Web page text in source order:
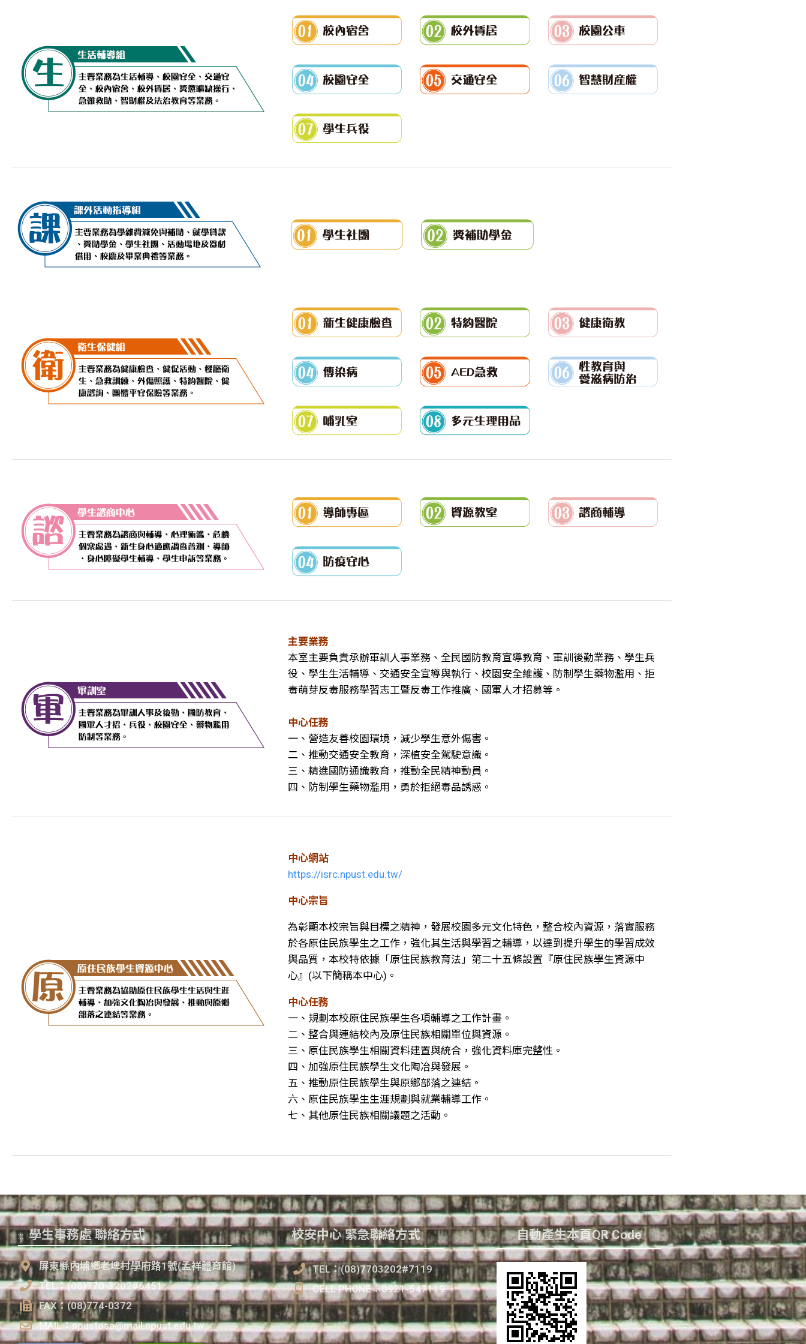
主要業務
本室主要負責承辦軍訓人事業務、全民國防教育宣導教育、軍訓後勤業務、學生兵
役、學生生活輔導、交通安全宣導與執行、校園安全維護、防制學生藥物濫用、拒
毒萌芽反毒服務學習志工暨反毒工作推廣、國軍人才招募等。
中心任務
一、營造友善校園環境，減少學生意外傷害。
二、推動交通安全教育，深植安全駕駛意識。
三、精進國防通識教育，推動全民精神動員。
四、防制學生藥物濫用，勇於拒絕毒品誘惑。
中心網站
https://isrc.npust.edu.tw/
中心宗旨
為彰顯本校宗旨與目標之精神，發展校園多元文化特色，整合校內資源，落實服務
於各原住民族學生之工作，強化其生活與學習之輔導，以達到提升學生的學習成效
與品質，本校特依據「原住民族教育法」第二十五條設置『原住民族學生資源中
心』(以下簡稱本中心)。
中心任務
一、規劃本校原住民族學生各項輔導之工作計畫。
二、整合與連結校內及原住民族相關單位與資源。
三、原住民族學生相關資料建置與統合，強化資料庫完整性。
四、加強原住民族學生文化陶冶與發展。
五、推動原住民族學生與原鄉部落之連結。
六、原住民族學生生涯規劃與就業輔導工作。
七、其他原住民族相關議題之活動。
::: 學生事務處 聯絡方式
屏東縣內埔鄉老埤村學府路1號(孟祥體育館)
TEL：(08)770-3202#6451
FAX：(08)774-0372
MAIL：npustosa@mail.npust.edu.tw
校安中心 緊急聯絡方式
TEL：(08)7703202#7119
CELL PHONE：0921-547119
自動產生本頁QR Code